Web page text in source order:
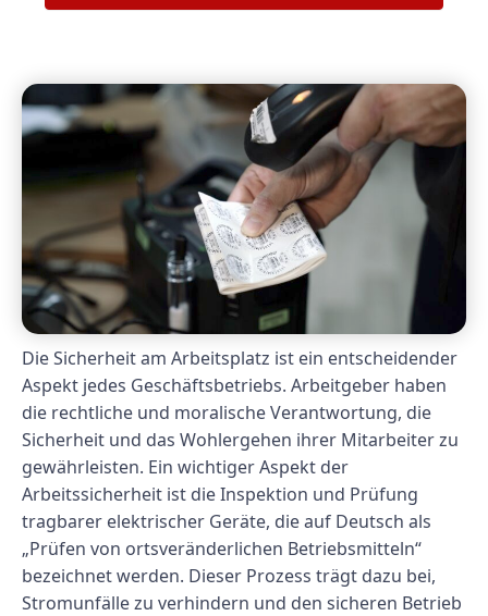
Die Sicherheit am Arbeitsplatz ist ein entscheidender
Aspekt jedes Geschäftsbetriebs. Arbeitgeber haben
die rechtliche und moralische Verantwortung, die
Sicherheit und das Wohlergehen ihrer Mitarbeiter zu
gewährleisten. Ein wichtiger Aspekt der
Arbeitssicherheit ist die Inspektion und Prüfung
tragbarer elektrischer Geräte, die auf Deutsch als
„Prüfen von ortsveränderlichen Betriebsmitteln“
bezeichnet werden. Dieser Prozess trägt dazu bei,
Stromunfälle zu verhindern und den sicheren Betrieb